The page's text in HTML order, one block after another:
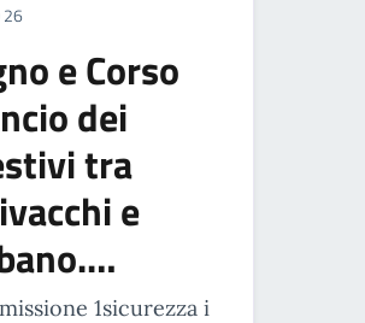
26
e Corso
dei
tra
e
1sicurezza i